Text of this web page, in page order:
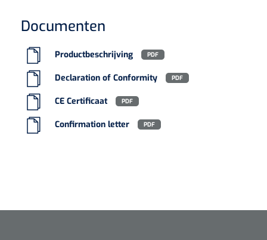
Documenten
Productbeschrijving PDF
Declaration of Conformity PDF
CE Certificaat PDF
Confirmation letter PDF